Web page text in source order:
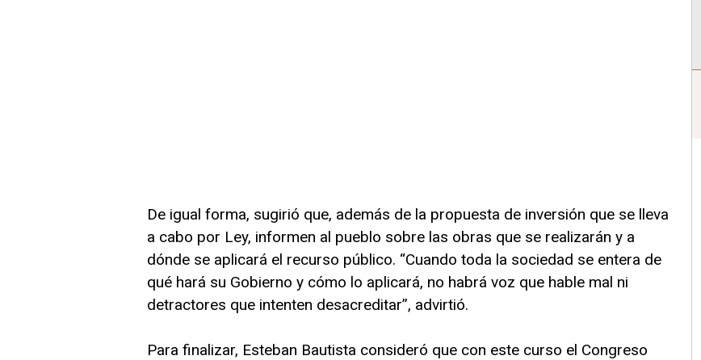
De igual forma, sugirió que, además de la propuesta de inversión que se lleva
a cabo por Ley, informen al pueblo sobre las obras que se realizarán y a
dónde se aplicará el recurso público. “Cuando toda la sociedad se entera de
qué hará su Gobierno y cómo lo aplicará, no habrá voz que hable mal ni
detractores que intenten desacreditar”, advirtió.
Para finalizar, Esteban Bautista consideró que con este curso el Congreso